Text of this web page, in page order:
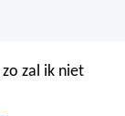
zo zal ik niet